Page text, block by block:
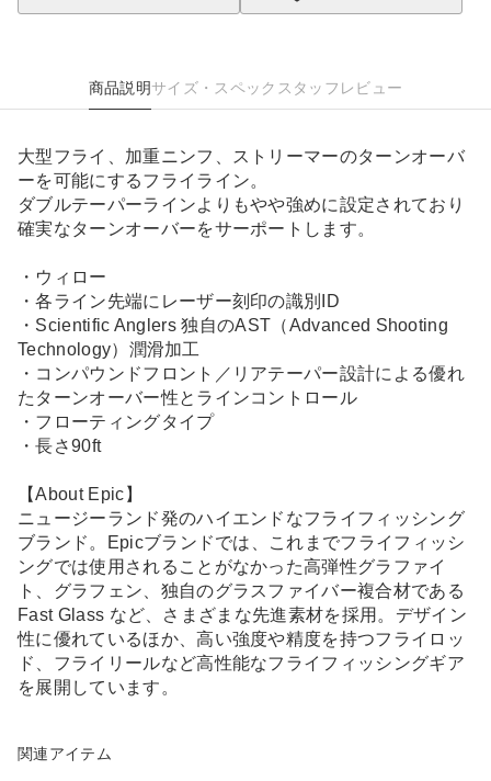
商品説明サイズ・スペック スタッフレビュー
大型フライ、加重ニンフ、ストリーマーのターンオーバ
ーを可能にするフライライン。
ダブルテーパーラインよりもやや強めに設定されており
確実なターンオーバーをサーポートします。
・ウィロー
・各ライン先端にレーザー刻印の識別ID
・Scientific Anglers 独自のAST（Advanced Shooting
Technology）潤滑加工
・コンパウンドフロント／リアテーパー設計による優れ
たターンオーバー性とラインコントロール
・フローティングタイプ
・長さ90ft
【About Epic】
ニュージーランド発のハイエンドなフライフィッシング
ブランド。Epicブランドでは、これまでフライフィッシ
ングでは使用されることがなかった高弾性グラファイ
ト、グラフェン、独自のグラスファイバー複合材である
Fast Glass など、さまざまな先進素材を採用。デザイン
性に優れているほか、高い強度や精度を持つフライロッ
ド、フライリールなど高性能なフライフィッシングギア
を展開しています。
関連アイテム